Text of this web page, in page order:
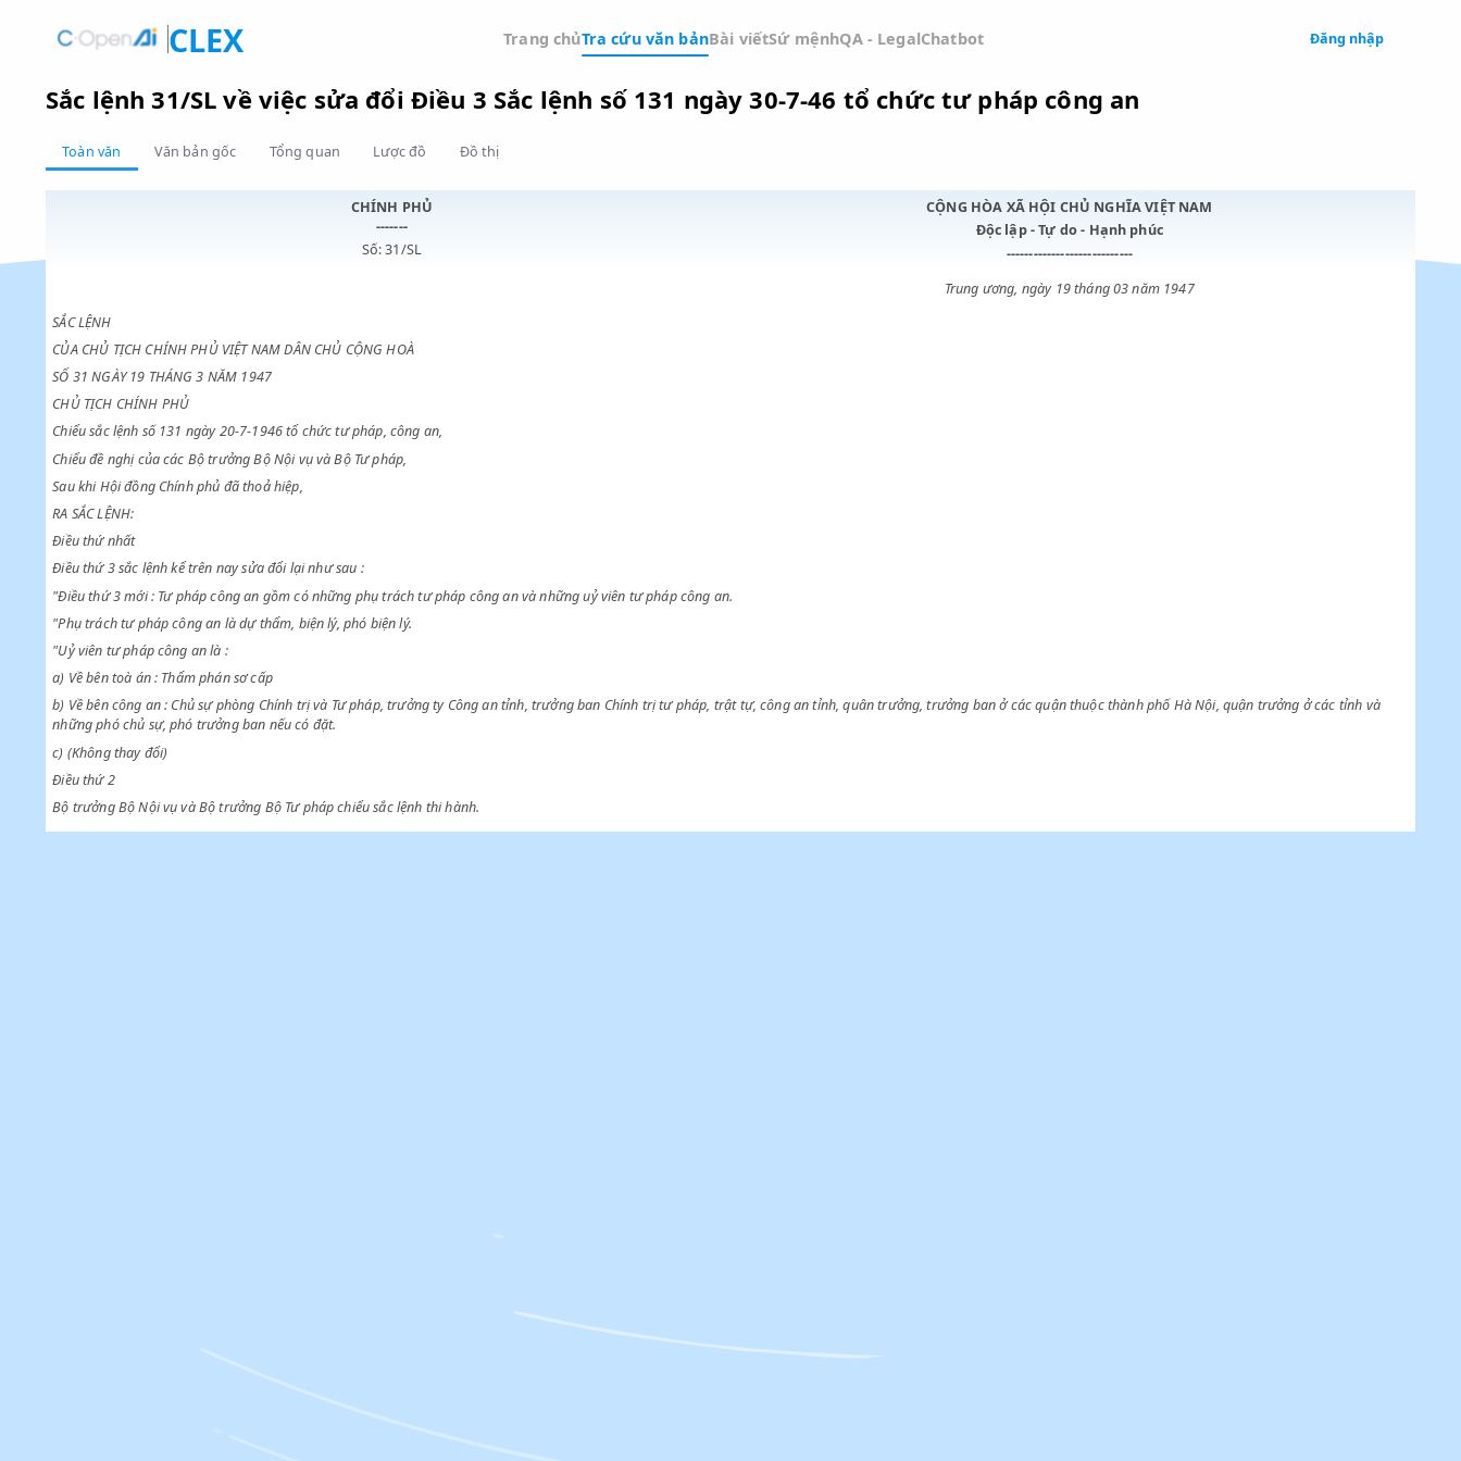
CLEX Trang chủTra cứu văn bảnBài viếtSứ mệnhQA - Legal
Sắc lệnh 31/SL về việc sửa đổi Điều 3 Sắc lệnh số 131 ngày 30-7-46 tổ chức tư pháp công an
Toàn văn
CHÍNH PHỦ
-------
CỘNG HÒA XÃ HỘI CHỦ NGHĨA VIỆT NAM
Độc lập - Tự do - Hạnh phúc
----------------------------
SẮC LỆNH
CỦA CHỦ TỊCH CHÍNH PHỦ VIỆT NAM DÂN CHỦ CỘNG HOÀ
CHỦ TỊCH CHÍNH PHỦ
Chiểu sắc lệnh số 131 ngày 20-7-1946 tổ chức tư pháp, công an,
Chiểu đề nghị của các Bộ trưởng Bộ Nội vụ và Bộ Tư pháp,
Sau khi Hội đồng Chính phủ đã thoả hiệp,
RA SẮC LỆNH:
Điều thứ nhất
Điều thứ 3 sắc lệnh kể trên nay sửa đổi lại như sau :
"Điều thứ 3 mới : Tư pháp công an gồm có những phụ trách tư pháp công an và những uỷ viên tư pháp công an.
"Phụ trách tư pháp công an là dự thẩm, biện lý, phó biện lý.
"Uỷ viên tư pháp công an là :
a) Về bên toà án : Thẩm phán sơ cấp
b) Về bên công an : Chủ sự phòng Chính trị và Tư pháp, trưởng ty Công an tỉnh, trưởng ban Chính trị tư pháp, trật tự, công an tỉnh, quân trưởng, trưởng ban ở các quận thuộc thành phố Hà Nội, quận trưởng ở
những phó chủ sự, phó trưởng ban nếu có đặt.
c) (Không thay đổi)